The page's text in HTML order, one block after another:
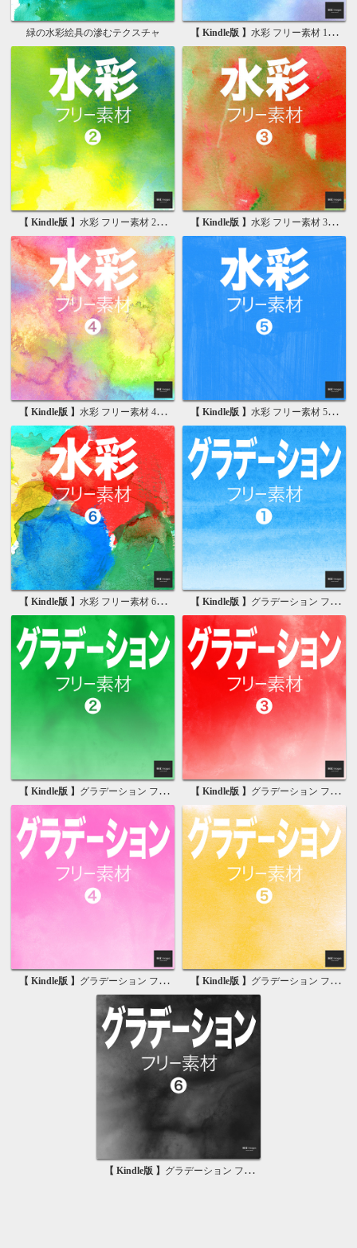
緑の水彩絵具の滲むテクスチャ 【 Kindle版 】 水彩 フリー素材 1 無料で使える写真素材集
【 Kindle版 】 水彩 フリー素材 2 無料で使える画像素材集 【 Kindle版 】 水彩 フリー素材 3 無料で使える背景素材集
【 Kindle版 】 水彩 フリー素材 4 無料で使える背景素材集 【 Kindle版 】 水彩 フリー素材 5 無料で使える背景素材集
【 Kindle版 】 水彩 フリー素材 6 無料で使える背景素材集 【 Kindle版 】 グラデーション フリー素材 1 無料で使える写真素材集
【 Kindle版 】 グラデーション フリー素材 2 無料で使える画像素材集 【 Kindle版 】 グラデーション フリー素材 3 無料で使える背景素材集
【 Kindle版 】 グラデーション フリー素材 4 無料で使える背景素材集 【 Kindle版 】 グラデーション フリー素材 5 無料で使える背景素材集
【 Kindle版 】 グラデーション フリー素材 6 無料で使える背景素材集